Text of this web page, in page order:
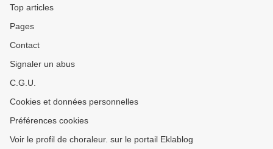
Top articles
Pages
Contact
Signaler un abus
C.G.U.
Cookies et données personnelles
Préférences cookies
Voir le profil de choraleur. sur le portail Eklablog